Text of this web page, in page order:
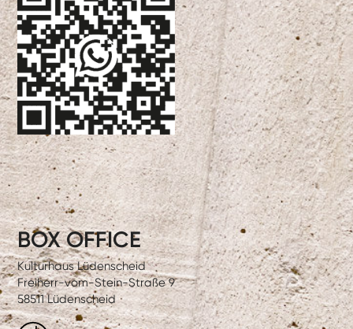
BOX OFFICE
Kulturhaus Lüdenscheid
Freiherr-vom-Stein-Straße 9
58511 Lüdenscheid